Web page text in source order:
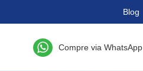
Blog
Compre via WhatsApp